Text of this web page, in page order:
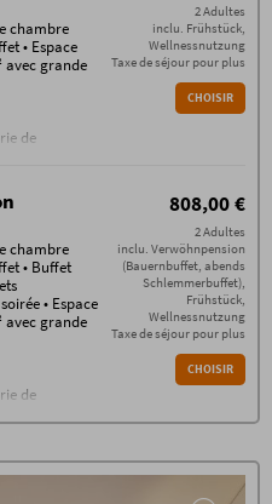
chambre
• Espace
avec grande
de
à 11h00
bien-être
extérieure
sauna de
un bain
un salon de
relaxante
naturel
2 Adultes
inclu. Frühstück,
Wellnessnutzung
Taxe de séjour pour plus
CHOISIR
chambre
• Buffet
• Espace
avec grande
de
7h30 à 11h00
808,00 €
2 Adultes
inclu. Verwöhnpension
(Bauernbuffet, abends
Schlemmerbuffet),
Frühstück,
Wellnessnutzung
Taxe de séjour pour plus
CHOISIR